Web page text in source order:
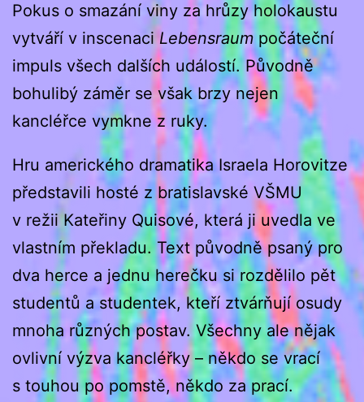
Pokus o smazání viny za hrůzy holokaustu
vytváří v inscenaci Lebensraumpočáteční
impuls všech dalších událostí. Původně
bohulibý záměr se však brzy nejen
kancléřce vymkne z ruky.
Hru amerického dramatika Israela Horovitze
představili hosté z bratislavské VŠMU
v režii Kateřiny Quisové, která ji uvedla ve
vlastním překladu. Text původně psaný pro
dva herce a jednu herečku si rozdělilo pět
studentů a studentek, kteří ztvárňují osudy
mnoha různých postav. Všechny ale nějak
ovlivní výzva kancléřky – někdo se vrací
s touhou po pomstě, někdo za prací.